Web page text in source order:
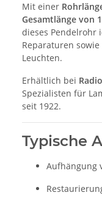
Mit einer
Gesamtlänge von
dieses Pendelrohr
Reparaturen
Leuchten.
Erhältlich bei
Spezialisten für
seit 1922.
Typische
Aufhängung